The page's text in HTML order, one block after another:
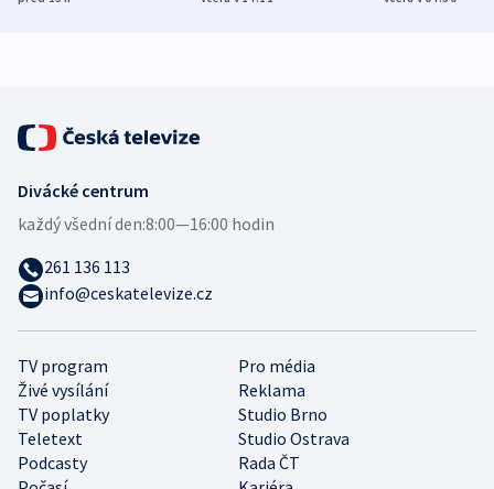
TV program
Pro média
Živé vysílání
Reklama
TV poplatky
Studio Brno
Teletext
Studio Ostrava
Podcasty
Rada ČT
Divácké centrum
každý všední den:8:00—16:00 hodin
261 136 113
info@ceskatelevize.cz